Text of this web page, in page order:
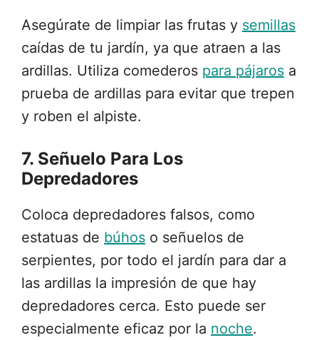
Asegúrate de limpiar las frutas y semillas
caídas de tu jardín, ya que atraen a las
ardillas. Utiliza comederos para pájaros a
prueba de ardillas para evitar que trepen
y roben el alpiste.
7. Señuelo Para Los
Depredadores
Coloca depredadores falsos, como
estatuas de búhos o señuelos de
serpientes, por todo el jardín para dar a
las ardillas la impresión de que hay
depredadores cerca. Esto puede ser
especialmente eficaz por la noche.